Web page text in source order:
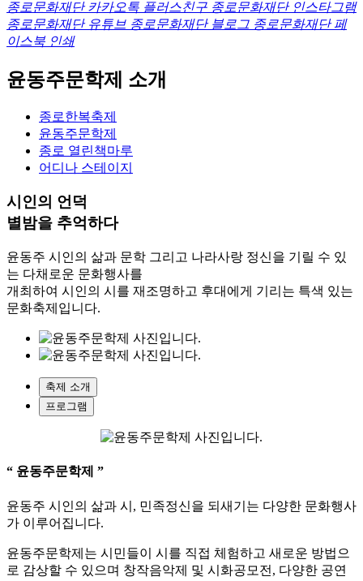
종로문화재단 카카오톡 플러스친구 종로문화재단 인스타그램
종로문화재단 유튜브 종로문화재단 블로그 종로문화재단 페
이스북 인쇄
윤동주문학제 소개
종로한복축제
윤동주문학제
종로 열린책마루
어디나 스테이지
시인의 언덕
별밤을 추억하다
윤동주 시인의 삶과 문학 그리고 나라사랑 정신을 기릴 수 있
는 다채로운 문화행사를
개최하여 시인의 시를 재조명하고 후대에게 기리는 특색 있는
문화축제입니다.
축제 소개
프로그램
“ 윤동주문학제 ”
윤동주 시인의 삶과 시, 민족정신을 되새기는 다양한 문화행사
가 이루어집니다.
윤동주문학제는 시민들이 시를 직접 체험하고 새로운 방법으
로 감상할 수 있으며 창작음악제 및 시화공모전, 다양한 공연